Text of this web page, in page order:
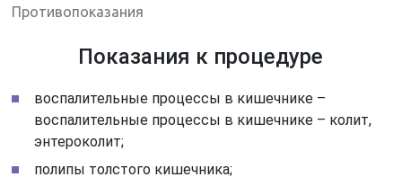
Противопоказания
Показания к процедуре
воспалительные процессы в кишечнике –
воспалительные процессы в кишечнике – колит,
энтероколит;
полипы толстого кишечника;